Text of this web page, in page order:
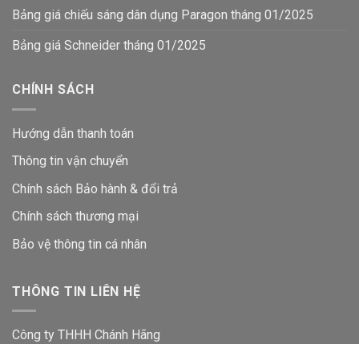
Bảng giá chiếu sáng dân dụng Paragon tháng 01/2025
Bảng giá Schneider tháng 01/2025
CHÍNH SÁCH
Hướng dẫn thanh toán
Thông tin vận chuyển
Chính sách Bảo hành & đổi trả
Chính sách thương mại
Bảo vệ thông tin cá nhân
THÔNG TIN LIÊN HỆ
Công ty THHH Chánh Hãng